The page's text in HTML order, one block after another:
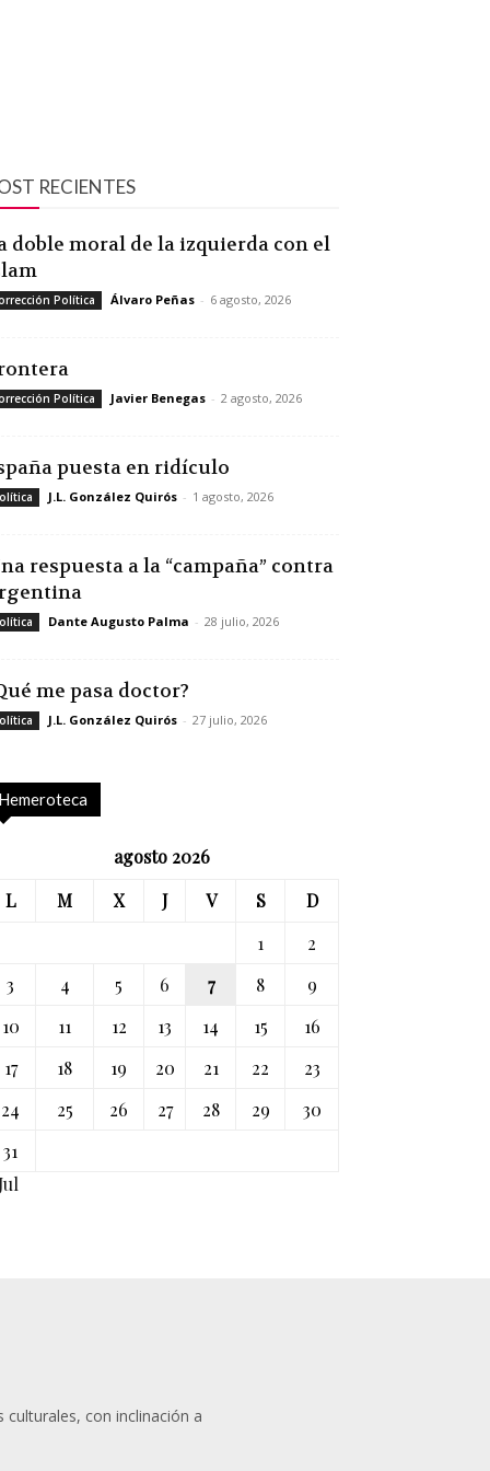
RECIENTES
doble moral de la izquierda con el
Política Álvaro Peñas - 6 agosto, 2026
Política Javier Benegas - 2 agosto, 2026
puesta en ridículo
J.L. González Quirós - 1 agosto, 2026
respuesta a la “campaña” contra
Dante Augusto Palma - 28 julio, 2026
me pasa doctor?
J.L. González Quirós - 27 julio, 2026
Hemeroteca
agosto 2026
L
M X J V S
D
1
2
3
4 5 6 7 8
9
10
11 12 13 14 15
16
17
18 19 20 21 22
23
24
25 26 27 28 29
30
31
con inclinación a